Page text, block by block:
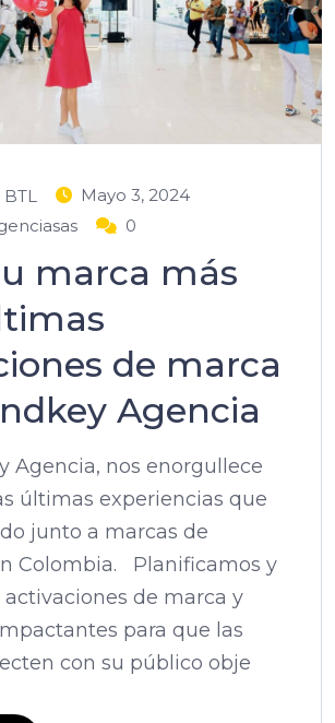
Mayo 3, 2024
0
marca más
de marca
Agencia
Agencia, nos enorgullece
últimas experiencias que
junto a marcas de
Colombia. Planificamos y
de marca y
para que las
con su público obje